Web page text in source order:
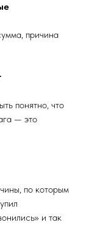
причина
понятно, что
— это
по которым
и так